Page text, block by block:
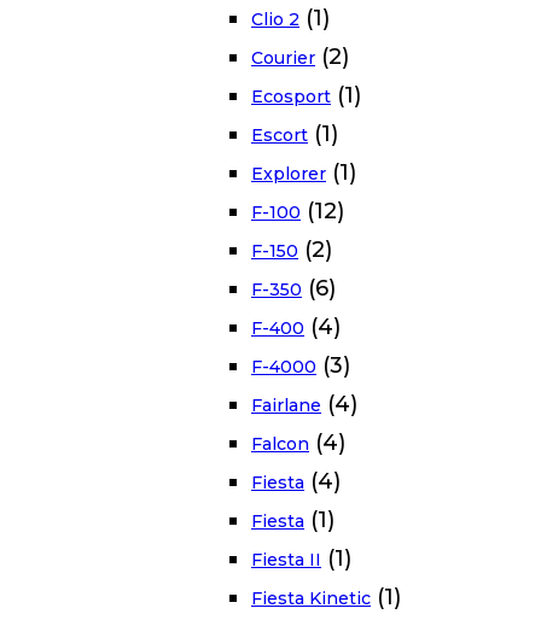
Clio 2 (1)
Courier (2)
Ecosport (1)
Escort (1)
Explorer (1)
F-100 (12)
F-150 (2)
F-350 (6)
F-400 (4)
F-4000 (3)
Fairlane (4)
Falcon (4)
Fiesta (4)
Fiesta (1)
Fiesta II (1)
Fiesta Kinetic (1)